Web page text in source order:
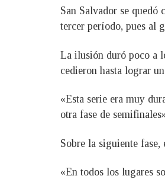
San Salvador se
tercer período, pues al
La ilusión duró poco a
cedieron hasta lograr
«Esta serie era muy
otra fase de
Sobre la siguiente
«En todos los lugares